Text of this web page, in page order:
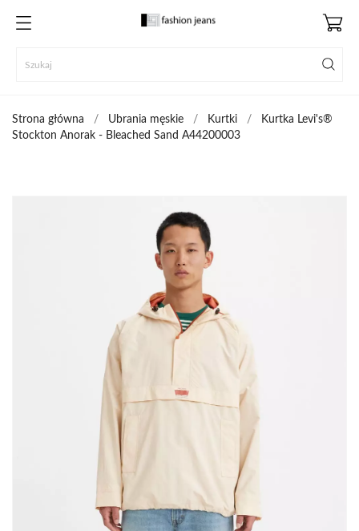
Strona główna Ubrania męskie Kurtki
Kurtka Levi's®
Stockton Anorak - Bleached Sand A44200003